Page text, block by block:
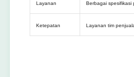
Layanan Berbagai spesifikasi
Ketepatan Layanan tim